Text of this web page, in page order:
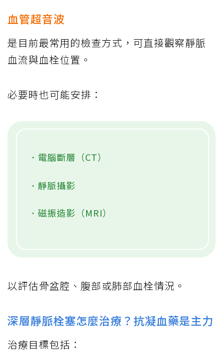
血管超音波
是目前最常用的檢查方式，可直接觀察靜脈
血流與血栓位置。
必要時也可能安排：
．電腦斷層（CT）
．靜脈攝影
．磁振造影（MRI）
以評估骨盆腔、腹部或肺部血栓情況。
深層靜脈栓塞怎麼治療？抗凝血藥是主力
治療目標包括：